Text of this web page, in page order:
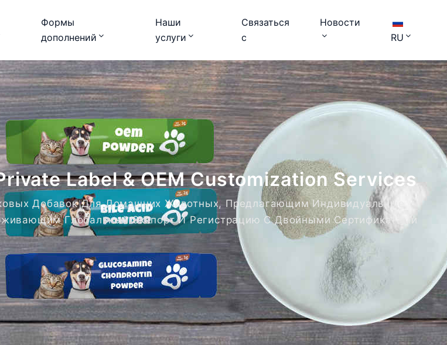
Формы
дополнений
Наши
услуги
Связаться
с
Новости
RU
Label & OEM Customization Services
Добавок Для Домашних Животных, Предлагающим Индивидуальные
Глобальный Экспорт И Регистрацию С Двойными Сертификатами